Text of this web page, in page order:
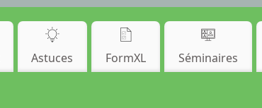
Astuces FormXL Séminaires